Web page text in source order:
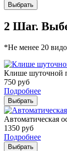
Выбрать
2 Шаг.
*Не менее 20
Клише шуточной
750 руб
Подробнее
Выбрать
Автоматическая
1350 руб
Подробнее
Выбрать